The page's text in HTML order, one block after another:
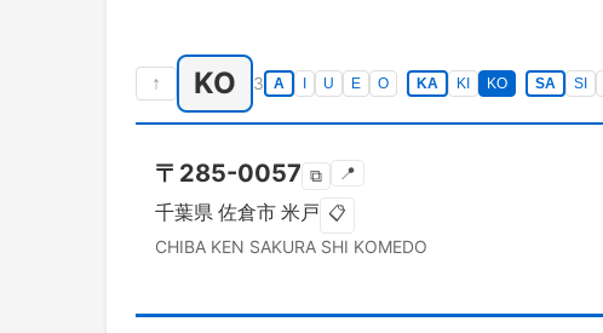
↑ KO 3 A U E O KA KI KO SA SI
〒 285-0057 ⧉ 📍
千葉県 佐倉市 米戸 📋
CHIBA KEN SAKURA SHI KOMEDO